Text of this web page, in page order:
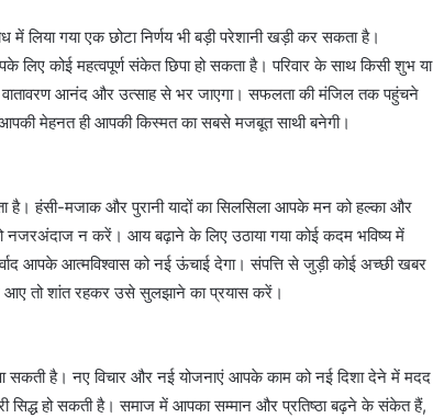
लिया गया एक छोटा निर्णय भी बड़ी परेशानी खड़ी कर सकता है।
कोई महत्वपूर्ण संकेत छिपा हो सकता है। परिवार के साथ किसी शुभ या
वातावरण आनंद और उत्साह से भर जाएगा। सफलता की मंजिल तक पहुंचने
मेहनत ही आपकी किस्मत का सबसे मजबूत साथी बनेगी।
है। हंसी-मजाक और पुरानी यादों का सिलसिला आपके मन को हल्का और
नजरअंदाज न करें। आय बढ़ाने के लिए उठाया गया कोई कदम भविष्य में
आपके आत्मविश्वास को नई ऊंचाई देगा। संपत्ति से जुड़ी कोई अच्छी खबर
आए तो शांत रहकर उसे सुलझाने का प्रयास करें।
है। नए विचार और नई योजनाएं आपके काम को नई दिशा देने में मदद
सिद्ध हो सकती है। समाज में आपका सम्मान और प्रतिष्ठा बढ़ने के संकेत हैं,